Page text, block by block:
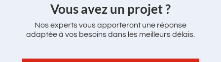
‌Vous avez un projet ?
Nos experts vous apporteront une réponse
adaptée à vos besoins dans les meilleurs délais.